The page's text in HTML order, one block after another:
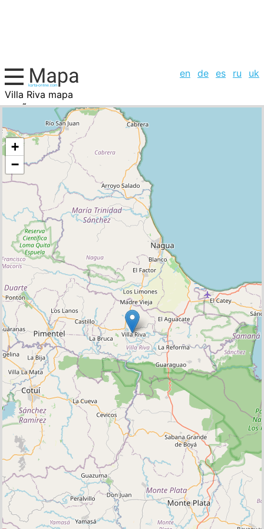
en de es ru
uk
Villa Riva mapa
RepÃºblica Dominicana, la lista de ciudades
+
−